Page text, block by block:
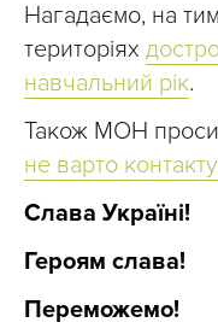
Нагадаємо, на
територіях
навчальний рік.
Також МОН
не варто
Слава Україні!
Героям слава!
Переможемо!